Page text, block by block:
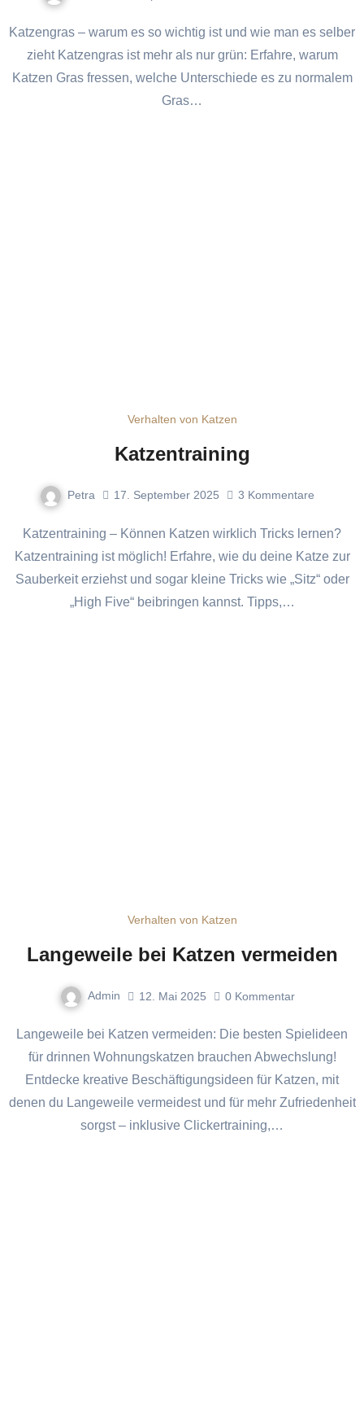
Katzengras – warum es so wichtig ist und wie man es selber
zieht Katzengras ist mehr als nur grün: Erfahre, warum
Katzen Gras fressen, welche Unterschiede es zu normalem
Gras…
Verhalten von Katzen
Katzentraining
Petra 17. September 2025 3 Kommentare
Katzentraining – Können Katzen wirklich Tricks lernen?
Katzentraining ist möglich! Erfahre, wie du deine Katze zur
Sauberkeit erziehst und sogar kleine Tricks wie „Sitz“ oder
„High Five“ beibringen kannst. Tipps,…
Verhalten von Katzen
Langeweile bei Katzen vermeiden
Admin 12. Mai 2025 0 Kommentar
Langeweile bei Katzen vermeiden: Die besten Spielideen
für drinnen Wohnungskatzen brauchen Abwechslung!
Entdecke kreative Beschäftigungsideen für Katzen, mit
denen du Langeweile vermeidest und für mehr Zufriedenheit
sorgst – inklusive Clickertraining,…